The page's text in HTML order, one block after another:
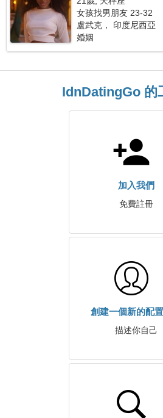
女孩找男朋友 23-32
盧武克， 印度尼西亞
婚姻
IdnDatingGo 的
加入我們
免費註冊
創建一個新的配
描述你自己